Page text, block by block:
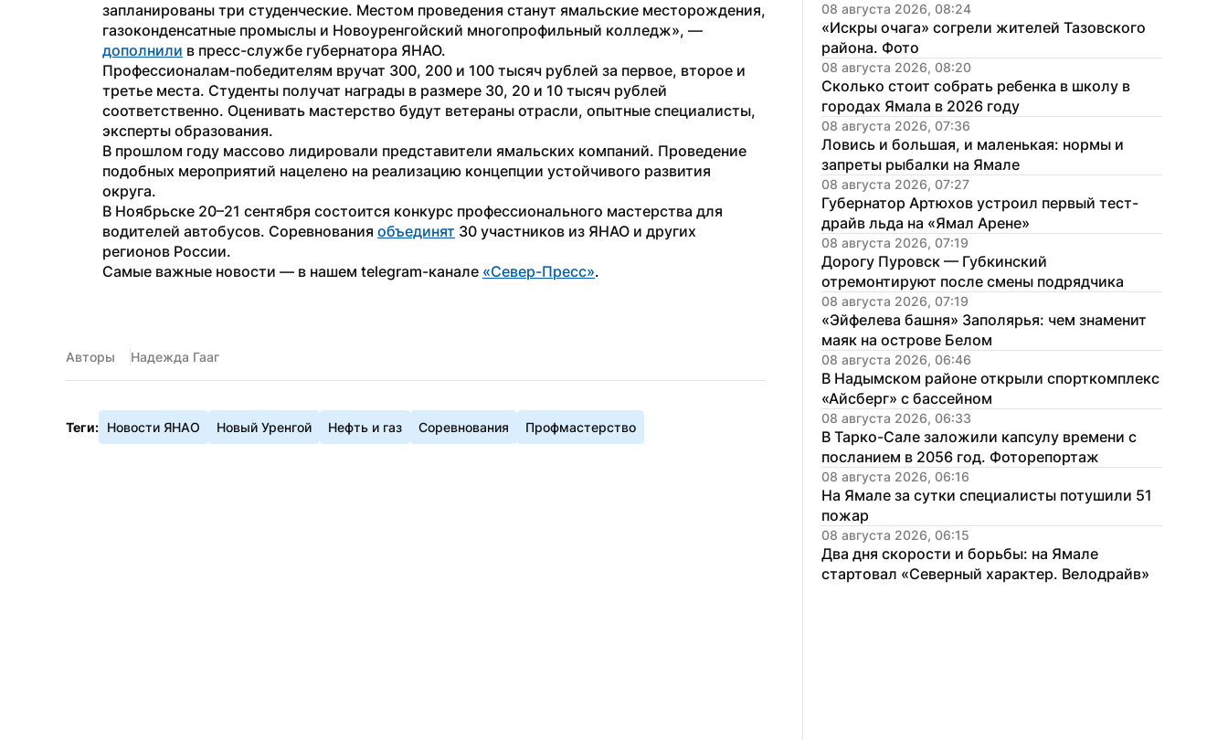
запланированы три студенческие. Местом проведения станут ямальские месторождения,
дополнили в пресс-службе губернатора ЯНАО.
Профессионалам-победителям вручат 300, 200 и 100 тысяч рублей за первое, второе и
третье места. Студенты получат награды в размере 30, 20 и 10 тысяч рублей
соответственно. Оценивать мастерство будут ветераны отрасли, опытные специалисты,
эксперты образования.
В прошлом году массово лидировали представители ямальских компаний. Проведение
подобных мероприятий нацелено на реализацию концепции устойчивого развития
округа.
В Ноябрьске 20–21 сентября состоится конкурс профессионального мастерства для
водителей автобусов. Соревнования объединят 30 участников из ЯНАО и других
регионов России.
Самые важные новости — в нашем telegram-канале «Север-Пресс».
Авторы Надежда Гааг
Теги: Новости ЯНАО Новый Уренгой Нефть и газ Соревнования Профмастерство
08 августа 2026, 08:24
«Искры очага» согрели жителей Тазовского
района. Фото
08 августа 2026, 08:20
Сколько стоит собрать ребенка в школу в
городах Ямала в 2026 году
08 августа 2026, 07:36
Ловись и большая, и маленькая: нормы и
запреты рыбалки на Ямале
08 августа 2026, 07:27
Губернатор Артюхов устроил первый тест-
драйв льда на «Ямал Арене»
08 августа 2026, 07:19
Дорогу Пуровск — Губкинский
отремонтируют после смены подрядчика
08 августа 2026, 07:19
«Эйфелева башня» Заполярья: чем знаменит
маяк на острове Белом
08 августа 2026, 06:46
В Надымском районе открыли спорткомплекс
«Айсберг» с бассейном
08 августа 2026, 06:33
В Тарко-Сале заложили капсулу времени с
посланием в 2056 год. Фоторепортаж
08 августа 2026, 06:16
На Ямале за сутки специалисты потушили 51
пожар
08 августа 2026, 06:15
Два дня скорости и борьбы: на Ямале
стартовал «Северный характер. Велодрайв»